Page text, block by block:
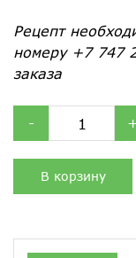
Рецепт
номеру +7 747
заказа
-
В корзину